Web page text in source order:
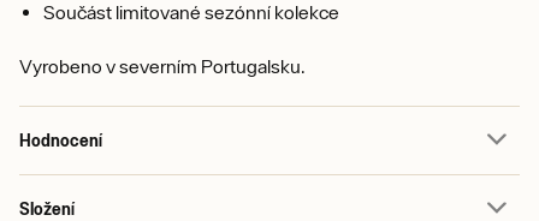
Součást limitované sezónní kolekce
Vyrobeno v severním Portugalsku.
Hodnocení
Složení